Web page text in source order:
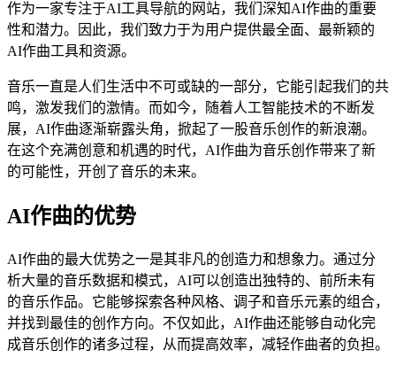
作为一家专注于AI工具导航的网站，我们深知AI作曲的重要
性和潜力。因此，我们致力于为用户提供最全面、最新颖的
AI作曲工具和资源。
音乐一直是人们生活中不可或缺的一部分，它能引起我们的共
鸣，激发我们的激情。而如今，随着人工智能技术的不断发
展，AI作曲逐渐崭露头角，掀起了一股音乐创作的新浪潮。
在这个充满创意和机遇的时代，AI作曲为音乐创作带来了新
的可能性，开创了音乐的未来。
AI作曲的优势
AI作曲的最大优势之一是其非凡的创造力和想象力。通过分
析大量的音乐数据和模式，AI可以创造出独特的、前所未有
的音乐作品。它能够探索各种风格、调子和音乐元素的组合，
并找到最佳的创作方向。不仅如此，AI作曲还能够自动化完
成音乐创作的诸多过程，从而提高效率，减轻作曲者的负担。